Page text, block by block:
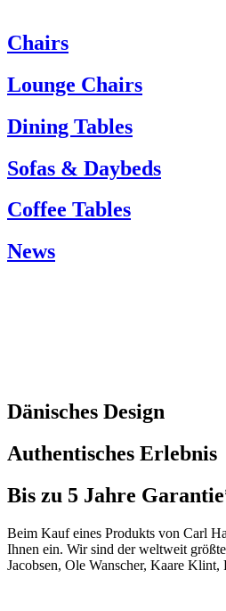
Wenn Sie Hilfe benötigen, wenden
Tel.: +45 66 12 14 04
info@carlhansen.dk
Chairs
Lounge Chairs
Dining Tables
Sofas & Daybeds
Coffee Tables
News
Dänisches Design
Authentisches Erlebnis
Bis zu 5 Jahre
Beim Kauf eines Produkts von Carl
Ihnen ein. Wir sind der weltweit
Jacobsen, Ole Wanscher, Kaare